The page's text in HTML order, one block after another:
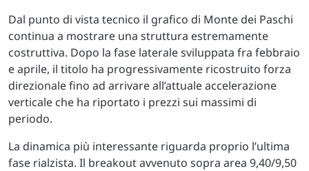
Dal punto di vista tecnico il grafico di Monte dei Paschi
continua a mostrare una struttura estremamente
costruttiva. Dopo la fase laterale sviluppata fra febbraio
e aprile, il titolo ha progressivamente ricostruito forza
direzionale fino ad arrivare all’attuale accelerazione
verticale che ha riportato i prezzi sui massimi di
periodo.
La dinamica più interessante riguarda proprio l’ultima
fase rialzista. Il breakout avvenuto sopra area 9,40/9,50